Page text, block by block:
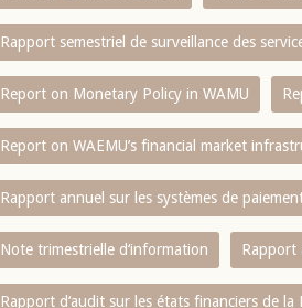
Rapport semestriel de surveillance des
Report on Monetary Policy in WAMU
Report on WAEMU’s financial market
Rapport annuel sur les systèmes de
Note trimestrielle d‘information Rapport
Rapport d‘audit sur les états financiers de la